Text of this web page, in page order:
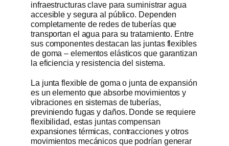
Obtener
infraestructuras clave para suministrar agua
accesible y segura al público. Dependen
completamente de redes de tuberías que
transportan el agua para su tratamiento. Entre
sus componentes destacan las juntas flexibles
de goma – elementos elásticos que garantizan
la eficiencia y resistencia del sistema.
La junta flexible de goma o junta de expansión
es un elemento que absorbe movimientos y
vibraciones en sistemas de tuberías,
previniendo fugas y daños. Donde se requiere
flexibilidad, estas juntas compensan
expansiones térmicas, contracciones y otros
movimientos mecánicos que podrían generar